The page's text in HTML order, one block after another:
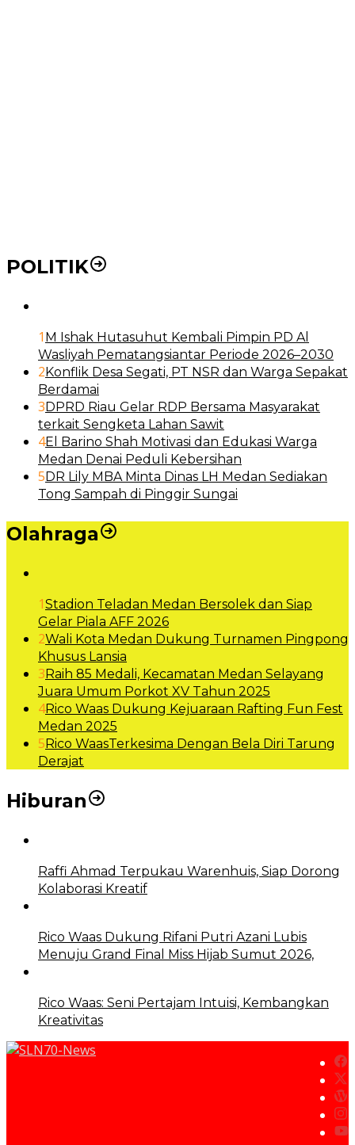
POLITIK
1 M Ishak Hutasuhut Kembali Pimpin PD Al
Wasliyah Pematangsiantar Periode 2026–2030
2Konflik Desa Segati, PT NSR dan Warga Sepakat
Berdamai
3DPRD Riau Gelar RDP Bersama Masyarakat
terkait Sengketa Lahan Sawit
4El Barino Shah Motivasi dan Edukasi Warga
Medan Denai Peduli Kebersihan
5DR Lily MBA Minta Dinas LH Medan Sediakan
Tong Sampah di Pinggir Sungai
Olahraga
1Stadion Teladan Medan Bersolek dan Siap
Gelar Piala AFF 2026
2Wali Kota Medan Dukung Turnamen Pingpong
Khusus Lansia
3Raih 85 Medali, Kecamatan Medan Selayang
Juara Umum Porkot XV Tahun 2025
4Rico Waas Dukung Kejuaraan Rafting Fun Fest
Medan 2025
5Rico WaasTerkesima Dengan Bela Diri Tarung
Derajat
Hiburan
Raffi Ahmad Terpukau Warenhuis, Siap Dorong
Kolaborasi Kreatif
Rico Waas Dukung Rifani Putri Azani Lubis
Menuju Grand Final Miss Hijab Sumut 2026,
Rico Waas: Seni Pertajam Intuisi, Kembangkan
Kreativitas